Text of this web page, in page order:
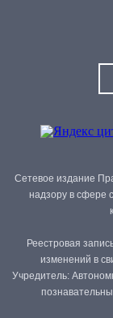
Сетевое издание
надзору в сфере
Реестровая
изменений в
Учредитель: